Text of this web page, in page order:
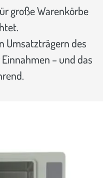
große Warenkörbe
Umsatzträgern des
– und das